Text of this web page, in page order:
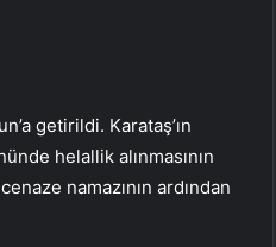
getirildi. Karataş’ın
helallik alınmasının
namazının ardından